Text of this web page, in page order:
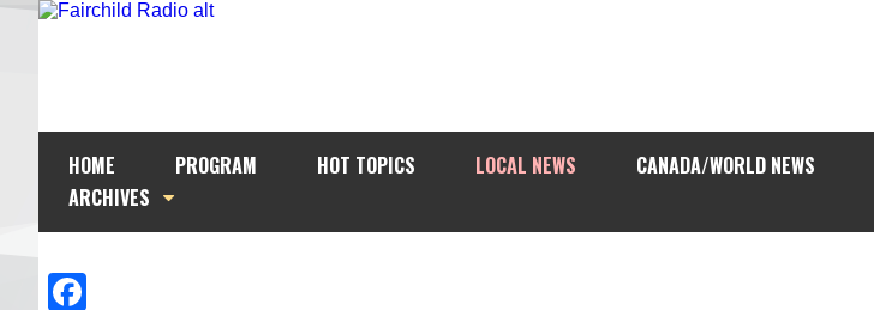
HOME PROGRAM HOT TOPICS LOCAL NEWS CANADA/WORLD NEWS
ARCHIVES